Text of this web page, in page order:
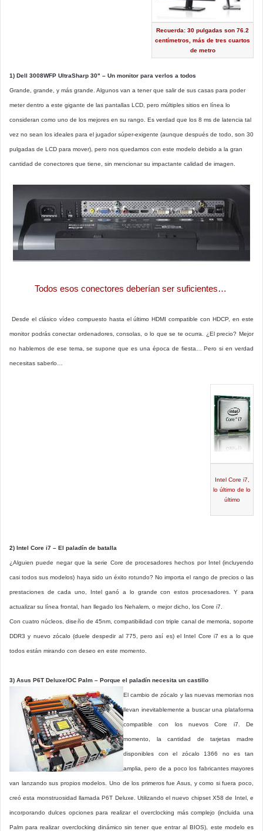
Recuerda: 30 pulgadas son 76.2
centímetros, más de tres cuartos
de metro
1) Dell 3008WFP UltraSharp 30" – Un monitor para verlos a todos
Grande, grande, y más grande. Algunos van a tener que salir de sus casas para poder
meter dentro a este gigante de las pantallas LCD, pero múltiples sitios en línea lo
consideran como uno de los mejores en su rango. Es verdad que los 8 ms de latencia tal
vez no sean los ideales para el jugador súper-exigente (aunque después de todo, son 30
pulgadas de LCD para mover), pero nos quedamos con este modelo debido a la gran
cantidad de conectores que tiene, sin mencionar su impactante calidad de imagen.
Todos esos conectores deberían ser suficientes…
Desde el clásico vídeo compuesto hasta el último HDMI compatible con HDCP, en este
monitor podrás conectar ordenadores, consolas, o lo que se te ocurra. ¿El precio? Mejor
no hablemos de ese tema, se supone que es una época de fiesta… Pero si en verdad
necesitas saberlo…
Intel Core i7,
lo último de lo
último
2) Intel Core i7 – El paladín de batalla
¿Alguien puede negar que la serie Core de procesadores hechos por Intel (incluyendo
casi todos sus modelos) haya sido un éxito rotundo? No importa el rango de precios o las
prestaciones de cada uno, Intel ganó a lo grande con estos procesadores. Y para
actualizar su línea frontal, han llegado los Nehalem, o mejor dicho, los Core i7.
Con cuatro núcleos, diseño de 45nm, compatibilidad con triple canal de memoria, soporte
DDR3 y nuevo zócalo (duele despedir al 775, pero así es) el Intel Core i7 es a lo que
todos están mirando con deseo en este momento.
3) Asus P6T Deluxe/OC Palm – Porque el paladín necesita un castillo
El cambio de zócalo y las nuevas memorias nos
llevan inevitablemente a buscar una plataforma
compatible con los nuevos Core i7. De
momento, la cantidad de tarjetas madre
disponibles con el zócalo 1366 no es tan
amplia, pero de a poco los fabricantes mayores
van lanzando sus propios modelos. Uno de los primeros fue Asus, y como si fuera poco,
creó esta monstruosidad llamada P6T Deluxe. Utilizando el nuevo chipset X58 de Intel, e
incorporando dulces opciones para realizar el overclocking más complejo (incluida una
Palm para realizar overclocking dinámico sin tener que entrar al BIOS), este modelo es